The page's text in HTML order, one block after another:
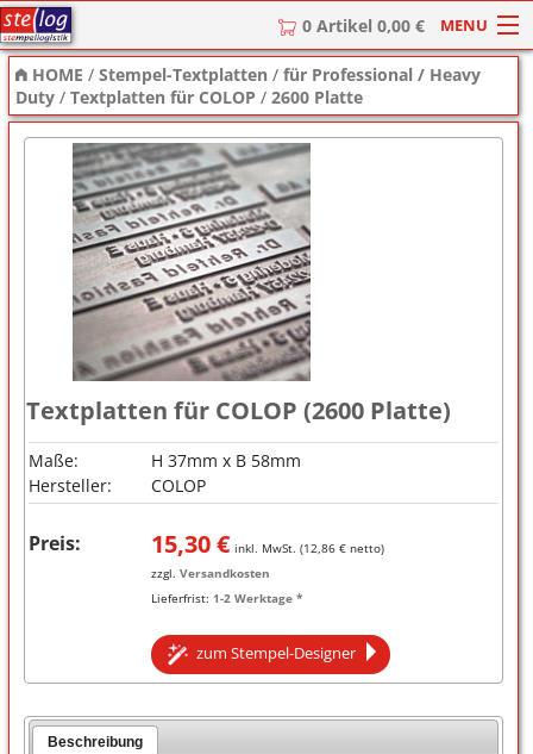
0 Artikel 0,00 € MENU
HOME
Stempel
Stempel-Textplatten
Stempelzubehör
HOME /Stempel-Textplatten /für Professional / Heavy
Duty /Textplatten für COLOP /2600 Platte
Textplatten für COLOP (2600 Platte)
Maße:
H 37mm x B 58mm
Hersteller:
COLOP
Preis: 15,30€ inkl. MwSt. (12,86€ netto)
zzgl. Versandkosten
Lieferfrist: 1-2 Werktage *
zum Stempel-Designer
Beschreibung